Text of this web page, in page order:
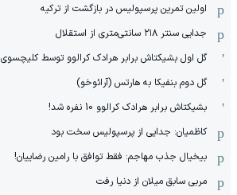
اولین تمرین پرسپولیس در بازگشت از ترکیه
جدایی سنتر ۲۱۸ سانتی‌متری از استقلال
گل اول بشیکتاش برابر هرادک کرالوو توسط کلیچسوی
گل دوم بنفیکا به هارتس (آرائوخو)
بشیکتاش برابر هرادک کرالوو 10 نفره شد!
کاظمیان: جدایی از پرسپولیس سخت بود
بیخیال جذب مهاجم: فقط توافق با رامین رضاییان!
مربی سابق میلان از دنیا رفت